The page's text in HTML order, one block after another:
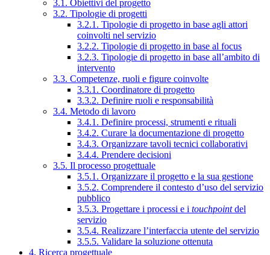
3.1. Obiettivi del progetto
3.2. Tipologie di progetti
3.2.1. Tipologie di progetto in base agli attori
coinvolti nel servizio
3.2.2. Tipologie di progetto in base al focus
3.2.3. Tipologie di progetto in base all’ambito di
intervento
3.3. Competenze, ruoli e figure coinvolte
3.3.1. Coordinatore di progetto
3.3.2. Definire ruoli e responsabilità
3.4. Metodo di lavoro
3.4.1. Definire processi, strumenti e rituali
3.4.2. Curare la documentazione di progetto
3.4.3. Organizzare tavoli tecnici collaborativi
3.4.4. Prendere decisioni
3.5. Il processo progettuale
3.5.1. Organizzare il progetto e la sua gestione
3.5.2. Comprendere il contesto d’uso del servizio
pubblico
3.5.3. Progettare i processi e i touchpointdel
servizio
3.5.4. Realizzare l’interfaccia utente del servizio
3.5.5. Validare la soluzione ottenuta
4. Ricerca progettuale